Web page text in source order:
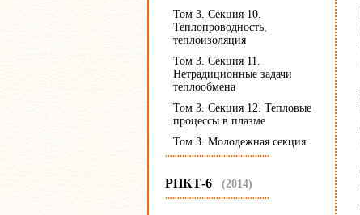
Том 3. Секция 10.
Теплопроводность,
теплоизоляция
Том 3. Секция 11.
Нетрадиционные задачи
теплообмена
Том 3. Секция 12. Тепловые
процессы в плазме
Том 3. Молодежная секция
...........................................
РНКТ-6 (2014)
...........................................